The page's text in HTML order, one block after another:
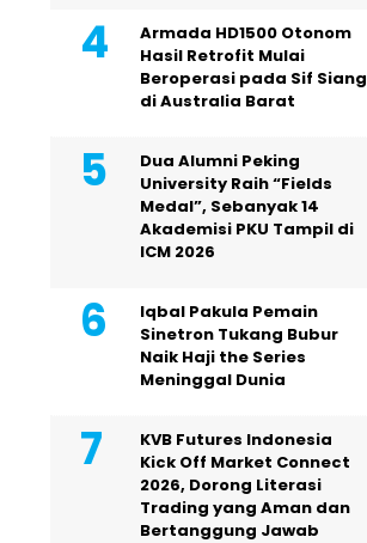
Armada HD1500 Otonom
Hasil Retrofit Mulai
Beroperasi pada Sif Siang
di Australia Barat
Dua Alumni Peking
University Raih “Fields
Medal”, Sebanyak 14
Akademisi PKU Tampil di
ICM 2026
Iqbal Pakula Pemain
Sinetron Tukang Bubur
Naik Haji the Series
Meninggal Dunia
KVB Futures Indonesia
Kick Off Market Connect
2026, Dorong Literasi
Trading yang Aman dan
Bertanggung Jawab